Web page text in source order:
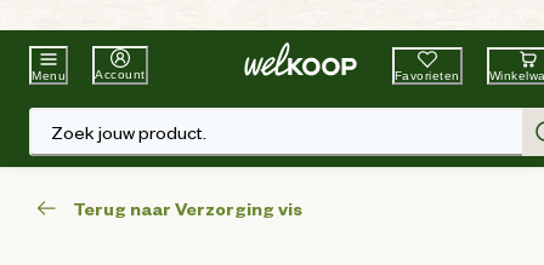
Beste WinkelketenTuin & Dier
Menu Account Favorieten
Zoek jouw product.
Terug naar Verzorging vis